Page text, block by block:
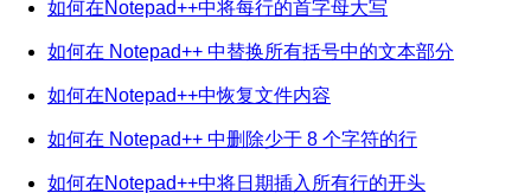
如何在Notepad++中将每行的首字母大写
如何在 Notepad++ 中替换所有括号中的文本部分
如何在Notepad++中恢复文件内容
如何在 Notepad++ 中删除少于 8 个字符的行
如何在Notepad++中将日期插入所有行的开头